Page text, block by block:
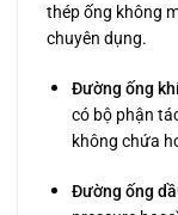
thép ống không
chuyên dụng.
Đường ống
có bộ phận
không chứa
Đường ống